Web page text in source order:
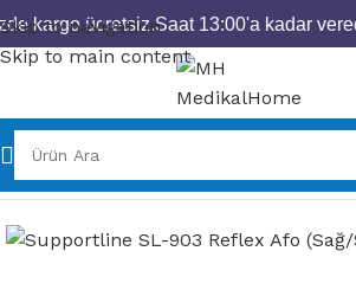
Skip to navigation
Skip to main content
Ana Sayfa
kargo ücretsiz.Saat 13:00'a kadar